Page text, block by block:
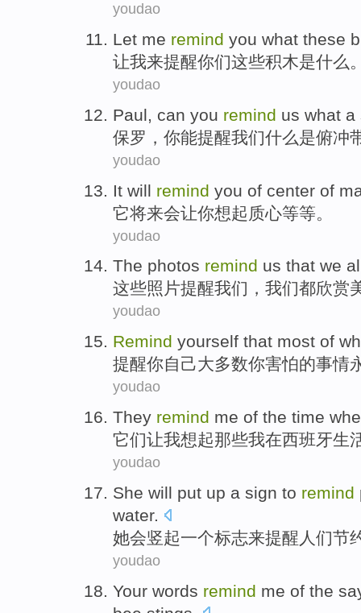
youdao
Let me remind you what these
让我来提醒你们这些积木是什么
youdao
Paul, can you remind us what a
保罗 ， 你能提醒我们什么是俯冲
youdao
It will remind you of center of
它将来会让你想起 质心等等。
youdao
The photos remind us that we
这些照片提醒我们 ， 我们都欣赏
youdao
Remind yourself that most of
提醒你自己大多数你害怕的事情
youdao
They remind me of the time
它们让我想起那些我在西班牙生
youdao
She will put up a sign to remind
water.
她会竖起一个标志来提醒 人们节
youdao
Your words remind me of the